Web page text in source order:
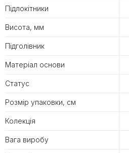
Підлокітники
Висота, мм
Підголівник
Матеріал основи
Статус
Розмір упаковки, см
Колекція
Вага виробу